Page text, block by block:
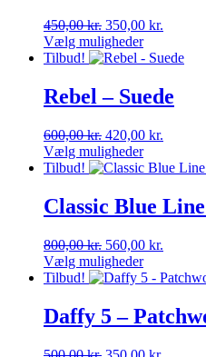
450,00kr. Den
oprindelige
pris
450,00 kr..
350,00 kr.
pris
350,00
Vælg muligheder
Dette
har
flere
Mulighederne
kan
vælges
varesiden
Tilbud!
Rebel – Suede
600,00kr. Den
oprindelige
pris
600,00 kr..
420,00 kr.
pris
420,00
Vælg muligheder
Dette
har
flere
Mulighederne
kan
vælges
varesiden
Tilbud!
Classic Blue
800,00kr. Den
oprindelige
pris
800,00 kr..
560,00 kr.
pris
560,00
Vælg muligheder
Dette
har
flere
Tilbud!
Daffy 5 –
Den